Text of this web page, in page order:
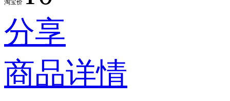
淘宝价
分享
商品详情